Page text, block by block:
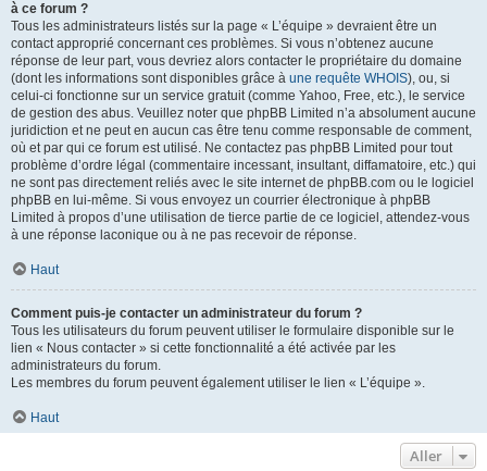
à ce forum ?
Tous les administrateurs listés sur la page « L’équipe » devraient être un
contact approprié concernant ces problèmes. Si vous n’obtenez aucune
réponse de leur part, vous devriez alors contacter le propriétaire du domaine
(dont les informations sont disponibles grâce à une requête WHOIS), ou, si
celui-ci fonctionne sur un service gratuit (comme Yahoo, Free, etc.), le service
de gestion des abus. Veuillez noter que phpBB Limited n’a absolument aucune
juridiction et ne peut en aucun cas être tenu comme responsable de comment,
où et par qui ce forum est utilisé. Ne contactez pas phpBB Limited pour tout
problème d’ordre légal (commentaire incessant, insultant, diffamatoire, etc.) qui
ne sont pas directement reliés avec le site internet de phpBB.com ou le logiciel
phpBB en lui-même. Si vous envoyez un courrier électronique à phpBB
Limited à propos d’une utilisation de tierce partie de ce logiciel, attendez-vous
à une réponse laconique ou à ne pas recevoir de réponse.
Haut
Comment puis-je contacter un administrateur du forum ?
Tous les utilisateurs du forum peuvent utiliser le formulaire disponible sur le
lien « Nous contacter » si cette fonctionnalité a été activée par les
administrateurs du forum.
Les membres du forum peuvent également utiliser le lien « L’équipe ».
Haut
Aller